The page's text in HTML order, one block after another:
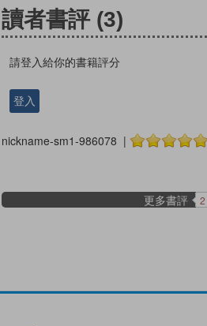
讀者書評 (3)
請登入給你的書籍評分
登入
nickname-sm1-986078 |
更多書評 2